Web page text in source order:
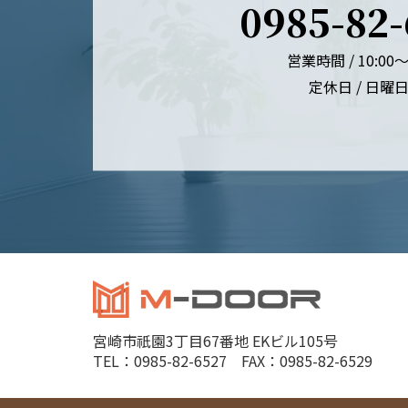
0985-
営業時間 / 10:00
定休日 / 日曜
宮崎市祇園3丁目67番地 EKビル105号
TEL：0985-82-6527 FAX：0985-82-6529